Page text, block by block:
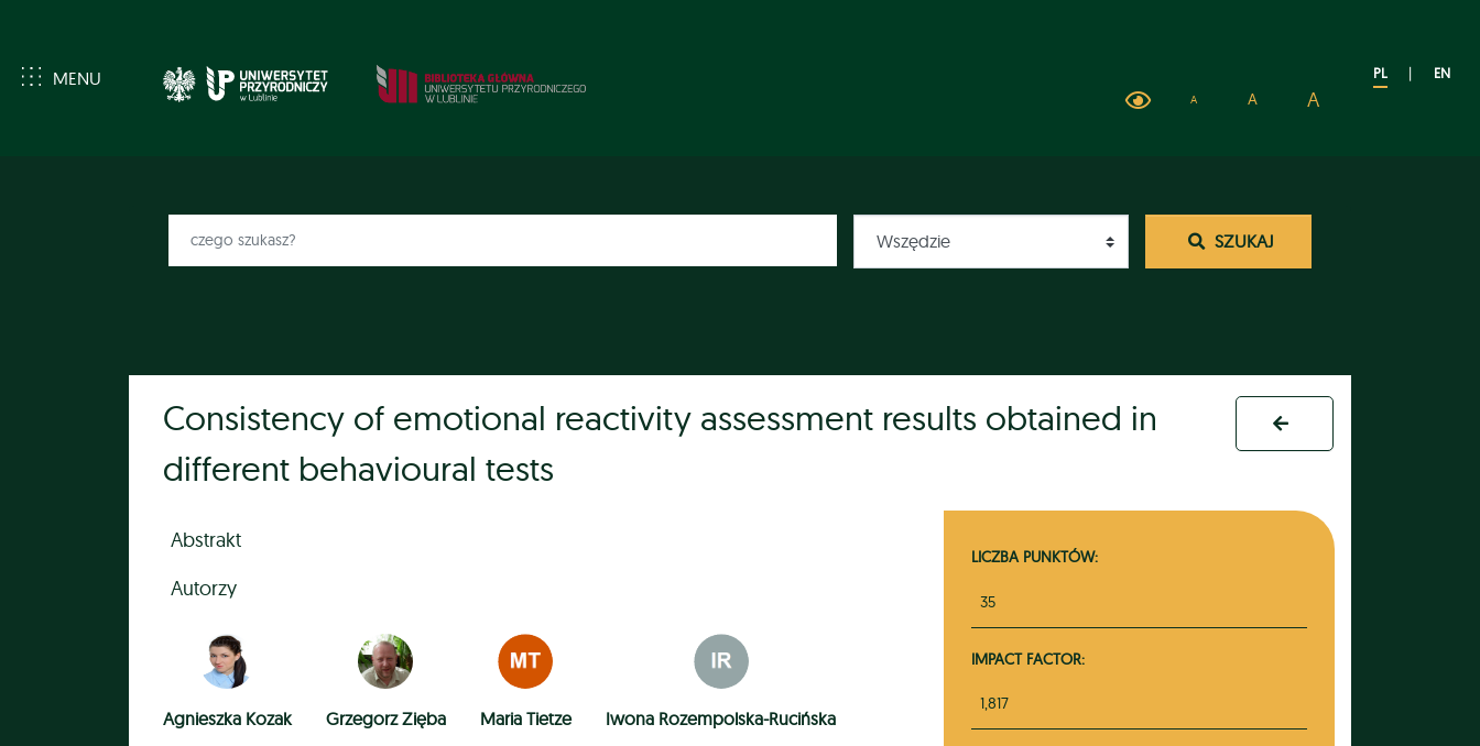
MENU PL | EN
A A A
SZUKAJ
Consistency of emotional reactivity assessment results obtained in
different behavioural tests
Abstrakt
Autorzy
Agnieszka Kozak Grzegorz Zięba Maria Tietze Iwona Rozempolska-Rucińska
LICZBA PUNKTÓW:
35
IMPACT FACTOR:
1,817